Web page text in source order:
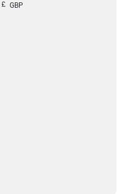
GBP